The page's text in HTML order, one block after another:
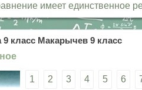
имеет единственное
класс Макарычев 9 класс
1 2 3 4 5 6